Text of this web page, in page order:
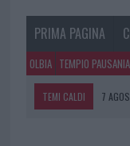
PRIMA PAGINA
OLBIA TEMPIO PAUSANIA
TEMI CALDI 7